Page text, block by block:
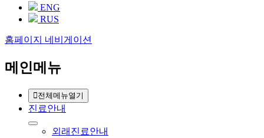
ENG
RUS
홈페이지 네비게이션
메인메뉴
전체메뉴열기
진료안내
외래진료안내